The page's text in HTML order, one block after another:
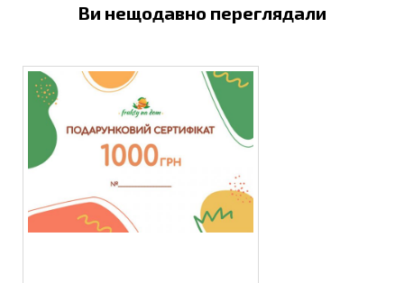
Ви нещодавно переглядали